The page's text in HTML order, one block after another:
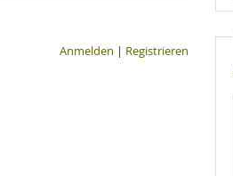
Anmelden | Registrieren